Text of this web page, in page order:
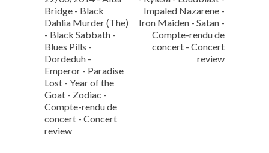
Impaled Nazarene -
Iron Maiden - Satan -
Compte-rendu de
concert - Concert
review
Bridge - Black
Dahlia Murder (The)
- Black Sabbath -
Blues Pills -
Dordeduh -
Emperor - Paradise
Lost - Year of the
Goat - Zodiac -
Compte-rendu de
concert - Concert
review